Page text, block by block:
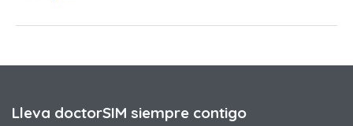
Lleva doctorSIM siempre contigo